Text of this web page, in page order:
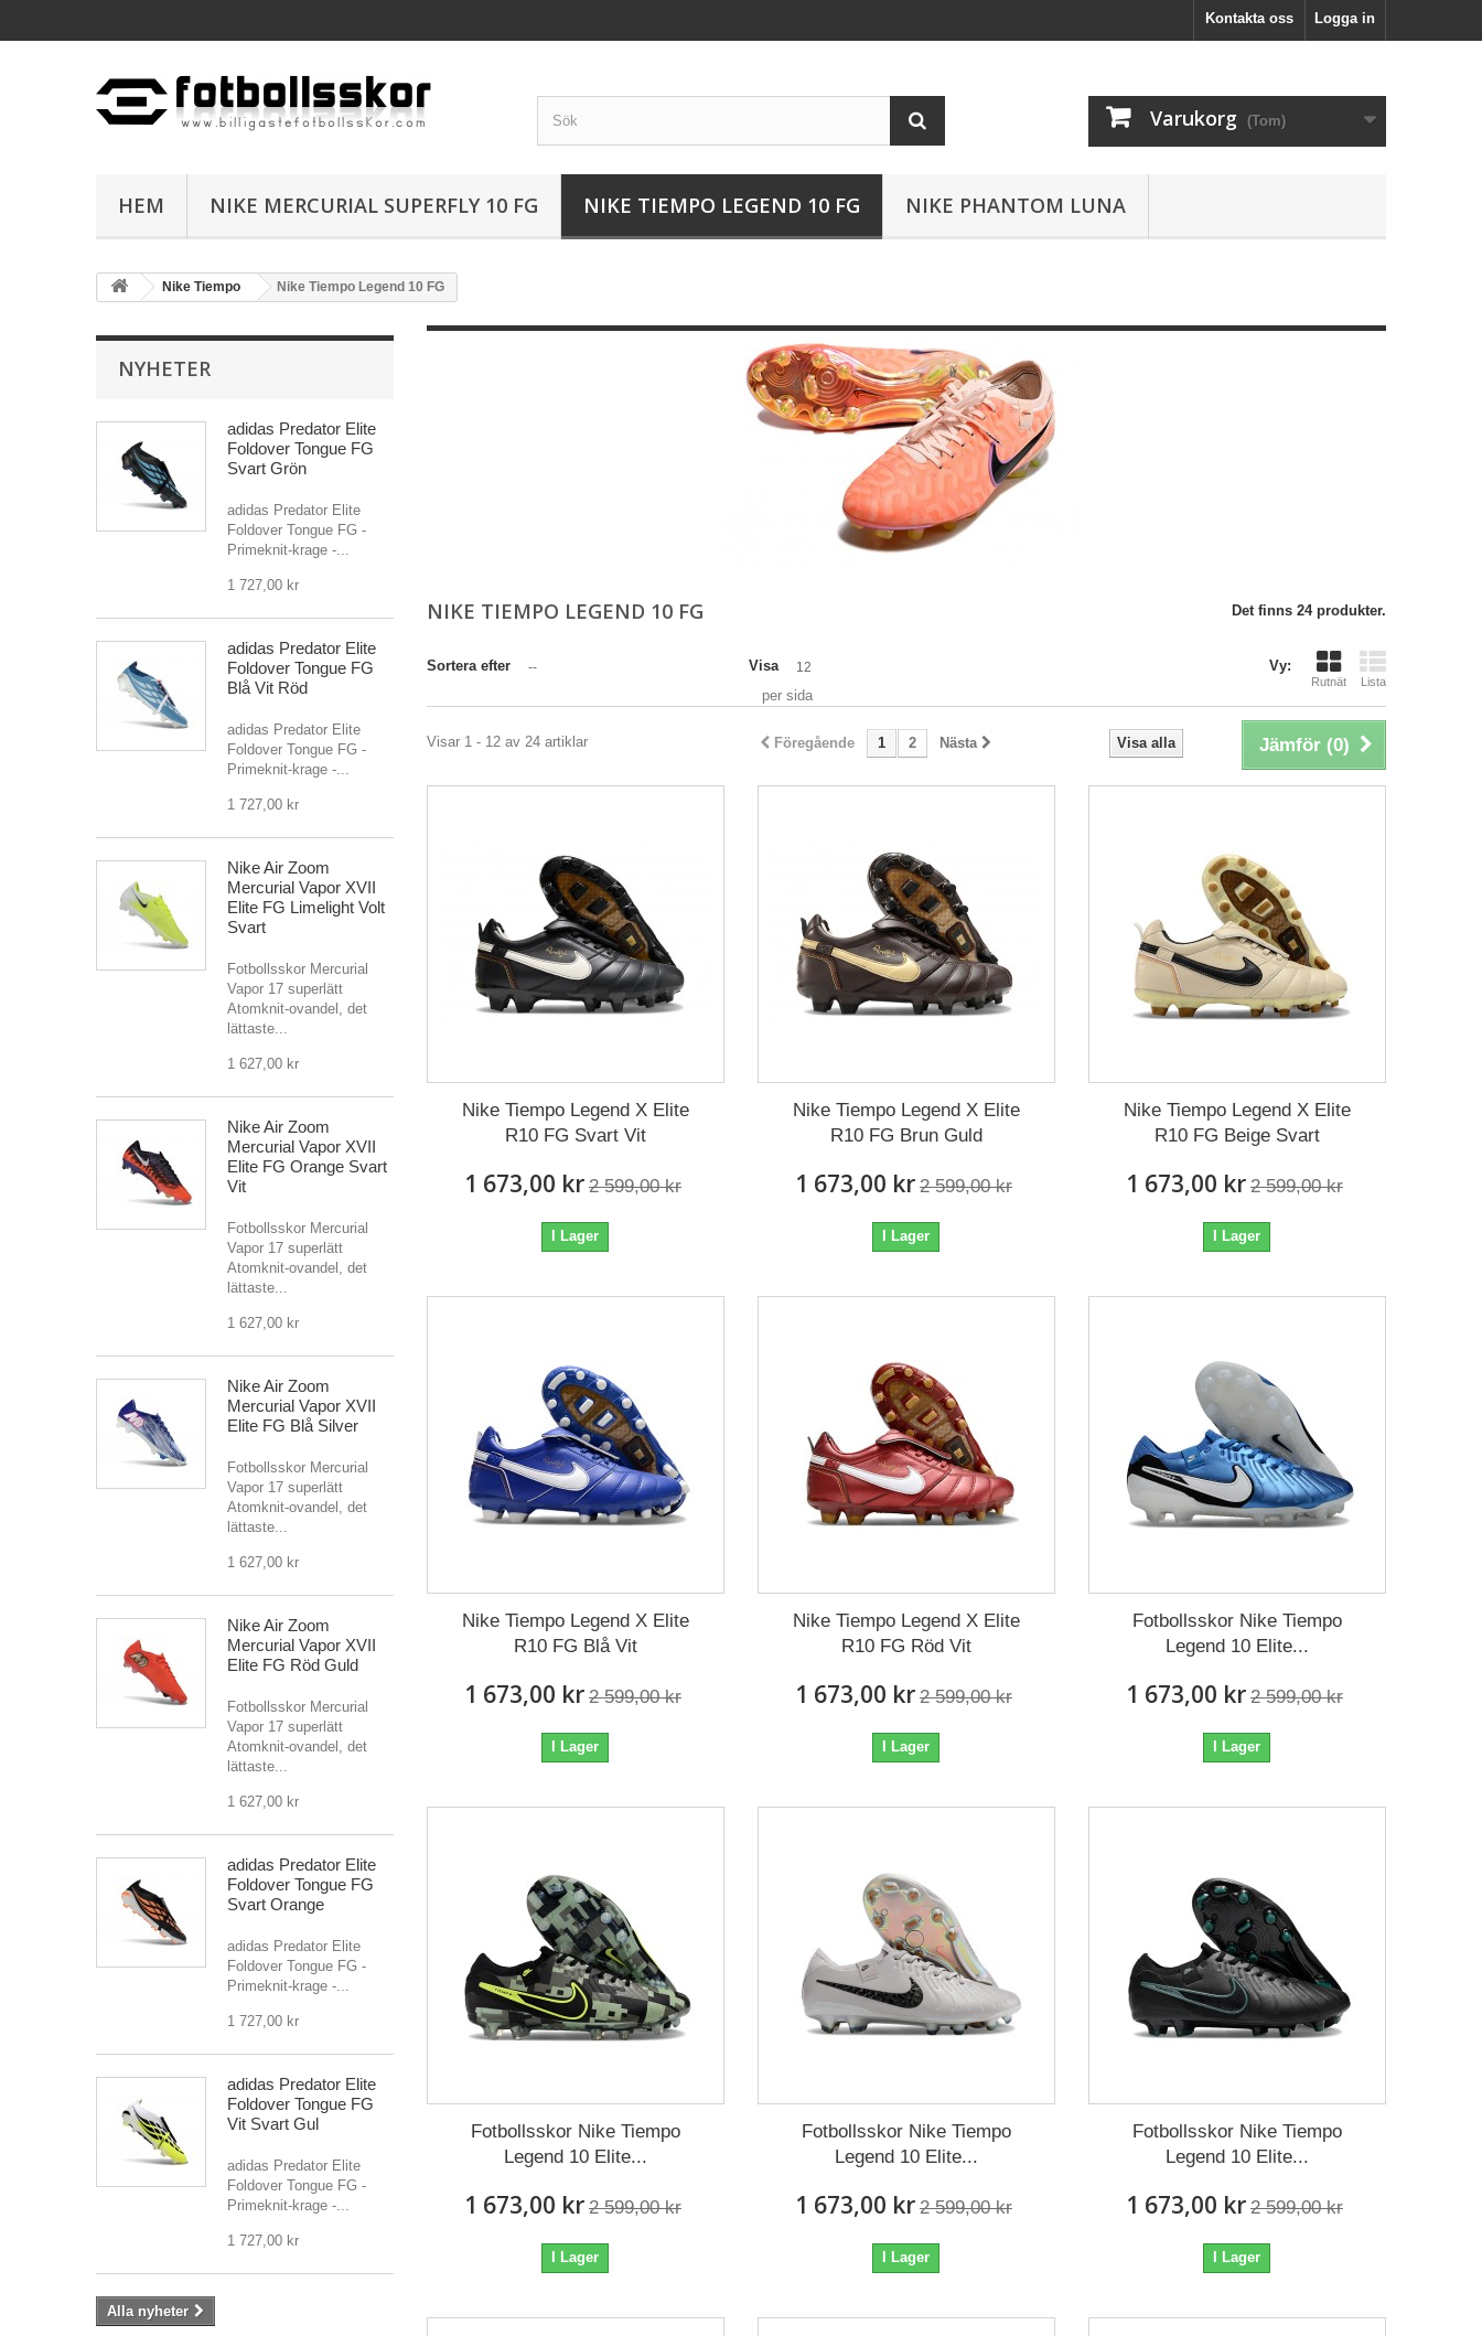
Logga in
Kontakta oss
Varukorg (Tom)
HEM NIKE MERCURIAL SUPERFLY 10 FG NIKE TIEMPO LEGEND 10 FG NIKE PHANTOM LUNA
Nike Tiempo Nike Tiempo Legend 10 FG
NYHETER
adidas Predator Elite
Foldover Tongue FG
Svart Grön
adidas Predator Elite
Foldover Tongue FG -
Primeknit-krage -...
1 727,00 kr
adidas Predator Elite
Foldover Tongue FG
Blå Vit Röd
adidas Predator Elite
Foldover Tongue FG -
Primeknit-krage -...
1 727,00 kr
Nike Air Zoom
Mercurial Vapor XVII
Elite FG Limelight Volt
Svart
Fotbollsskor Mercurial
Vapor 17 superlätt
Atomknit-ovandel, det
lättaste...
1 627,00 kr
Nike Air Zoom
Mercurial Vapor XVII
Elite FG Orange Svart
Vit
Fotbollsskor Mercurial
Vapor 17 superlätt
Atomknit-ovandel, det
lättaste...
1 627,00 kr
Nike Air Zoom
Mercurial Vapor XVII
Elite FG Blå Silver
Fotbollsskor Mercurial
Vapor 17 superlätt
Atomknit-ovandel, det
lättaste...
1 627,00 kr
Nike Air Zoom
Mercurial Vapor XVII
Elite FG Röd Guld
Fotbollsskor Mercurial
Vapor 17 superlätt
Atomknit-ovandel, det
lättaste...
1 627,00 kr
adidas Predator Elite
Foldover Tongue FG
Svart Orange
adidas Predator Elite
Foldover Tongue FG -
Primeknit-krage -...
1 727,00 kr
adidas Predator Elite
Foldover Tongue FG
Vit Svart Gul
adidas Predator Elite
Foldover Tongue FG -
Primeknit-krage -...
1 727,00 kr
Alla nyheter
NIKE TIEMPO LEGEND 10 FG Det finns 24 produkter.
Vy:
Rutnät Lista
Sortera efter -- Visa 12
per sida
Jämför (0)
Visa alla
Föregående 1 2 Nästa
Visar 1 - 12 av 24 artiklar
Nike Tiempo Legend X Elite
R10 FG Svart Vit
1 673,00 kr 2 599,00 kr
I Lager
Nike Tiempo Legend X Elite
R10 FG Brun Guld
1 673,00 kr 2 599,00 kr
I Lager
Nike Tiempo Legend X Elite
R10 FG Beige Svart
1 673,00 kr 2 599,00 kr
I Lager
Nike Tiempo Legend X Elite
R10 FG Blå Vit
1 673,00 kr 2 599,00 kr
I Lager
Nike Tiempo Legend X Elite
R10 FG Röd Vit
1 673,00 kr 2 599,00 kr
I Lager
Fotbollsskor Nike Tiempo
Legend 10 Elite...
1 673,00 kr 2 599,00 kr
I Lager
Fotbollsskor Nike Tiempo
Legend 10 Elite...
1 673,00 kr 2 599,00 kr
I Lager
Fotbollsskor Nike Tiempo
Legend 10 Elite...
1 673,00 kr 2 599,00 kr
I Lager
Fotbollsskor Nike Tiempo
Legend 10 Elite...
1 673,00 kr 2 599,00 kr
I Lager